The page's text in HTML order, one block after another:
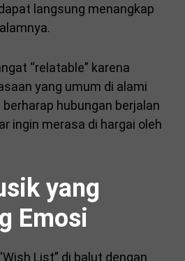
langsung menangkap
“relatable” karena
yang umum di alami
hubungan berjalan
ingin merasa di hargai oleh
yang
Emosi
List” di balut dengan